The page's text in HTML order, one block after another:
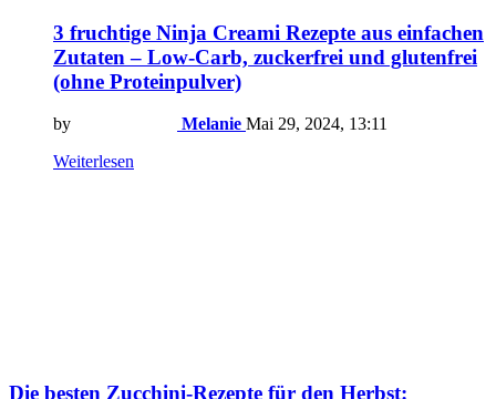
3 fruchtige Ninja Creami Rezepte aus einfachen
Zutaten – Low-Carb, zuckerfrei und glutenfrei
(ohne Proteinpulver)
by Melanie Mai 29, 2024, 13:11
Weiterlesen
Die besten Zucchini-Rezepte für den Herbst: